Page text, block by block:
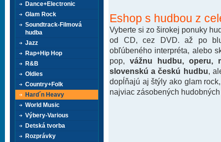
Eshop s hudbou z
Vyberte si zo širokej ponuky
od CD, cez DVD. až po
obľúbeného interpréta, alebo
pop, vážnu hudbu, operu,
slovenskú a českú hudbu ,
dopĺňajú aj štýly ako glam
najviac zásobených
Dance+Electronic
Glam Rock
Soundtrack-Filmová
hudba
Jazz
Rap+Hip Hop
R&B
Oldies
Country+Folk
Hard´n Heavy
World Music
Výbery-Various
Detská tvorba
Rozprávky